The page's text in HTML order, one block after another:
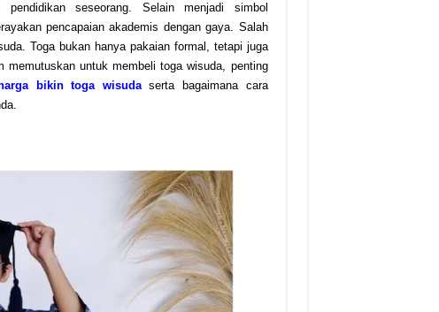
seseorang. Selain menjadi simbol
pencapaian akademis dengan gaya. Salah
Toga bukan hanya pakaian formal, tetapi juga
memutuskan untuk membeli toga wisuda, penting
harga bikin toga wisudaserta bagaimana cara